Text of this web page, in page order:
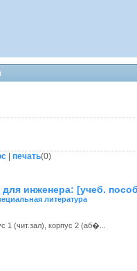
печать(0)
для инженера: [учеб.
литература
(чит.зал), корпус 2 (аб�...